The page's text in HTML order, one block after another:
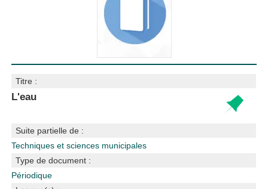
Titre :
L'eau
Suite partielle de :
Techniques et sciences municipales
Type de document :
Périodique